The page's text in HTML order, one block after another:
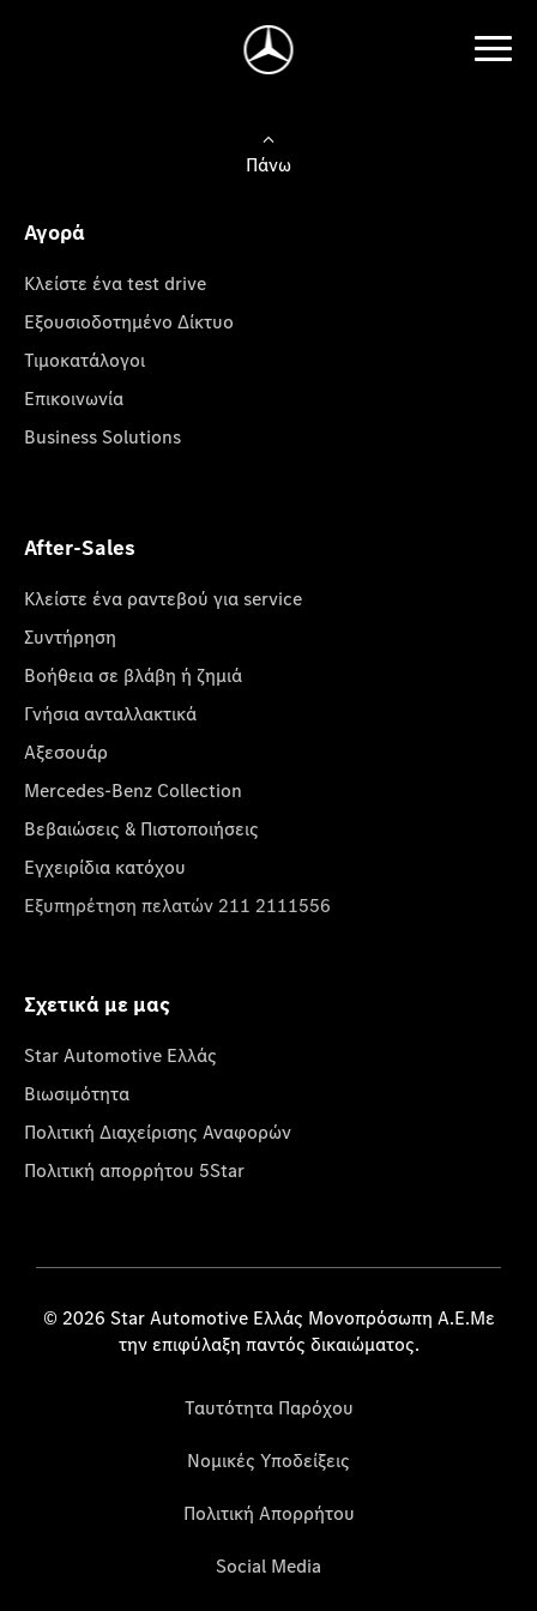
Πάνω
Αγορά
Κλείστε ένα test drive
Εξουσιοδοτημένο Δίκτυο
Τιμοκατάλογοι
Επικοινωνία
Business Solutions
After-Sales
Κλείστε ένα ραντεβού για service
Συντήρηση
Βοήθεια σε βλάβη ή ζημιά
Γνήσια ανταλλακτικά
Αξεσουάρ
Mercedes-Benz Collection
Βεβαιώσεις & Πιστοποιήσεις
Εγχειρίδια κατόχου
Εξυπηρέτηση πελατών 211 2111556
Σχετικά με μας
Star Automotive Ελλάς
Βιωσιμότητα
Πολιτική Διαχείρισης Αναφορών
Πολιτική απορρήτου 5Star
© 2026 Star Automotive Ελλάς Μονοπρόσωπη Α.Ε.Με
την επιφύλαξη παντός δικαιώματος.
Ταυτότητα Παρόχου
Νομικές Υποδείξεις
Πολιτική Απορρήτου
Social Media